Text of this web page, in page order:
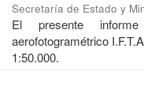
Secretaría de Estado y
El presente
aerofotogramétrico
1:50.000.